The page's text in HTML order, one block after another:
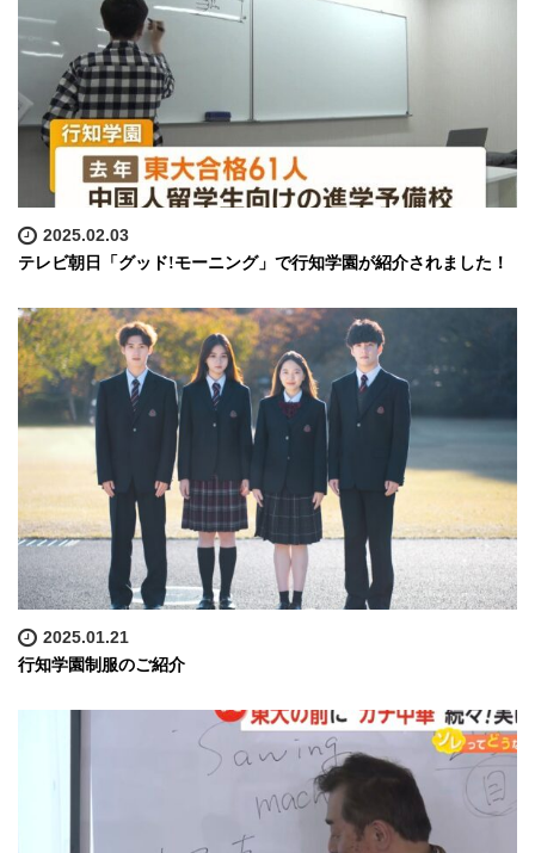
2025.02.03
テレビ朝日「グッド!モーニング」で行知学園が紹介されました！
2025.01.21
行知学園制服のご紹介